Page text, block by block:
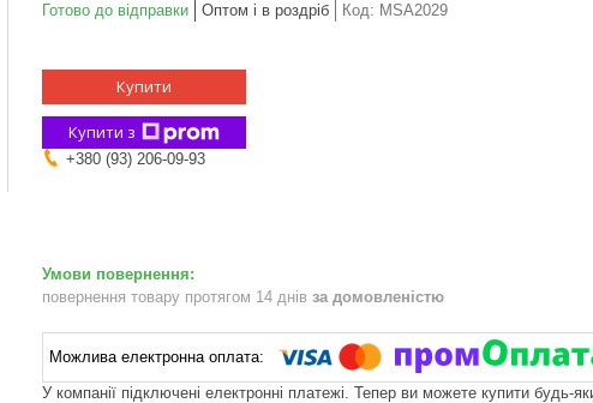
Готово до відправки Оптом і в роздріб Код: МSA2029
Купити
Купити з
+380 (93) 206-09-93
повернення товару протягом 14 днів за домовленістю
У компанії підключені електронні платежі. Тепер ви можете купити будь-